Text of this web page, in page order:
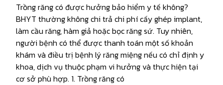
Trồng răng có được hưởng bảo hiểm y tế không?
BHYT thường không chi trả chi phí cấy ghép implant,
làm cầu răng, hàm giả hoặc bọc răng sứ. Tuy nhiên,
người bệnh có thể được thanh toán một số khoản
khám và điều trị bệnh lý răng miệng nếu có chỉ định y
khoa, dịch vụ thuộc phạm vi hưởng và thực hiện tại
cơ sở phù hợp. 1. Trồng răng có